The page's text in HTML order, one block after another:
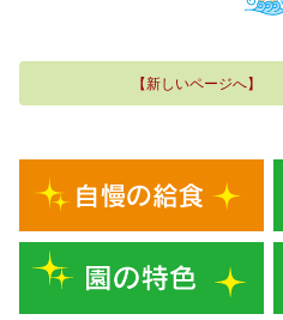
【新しいページへ】